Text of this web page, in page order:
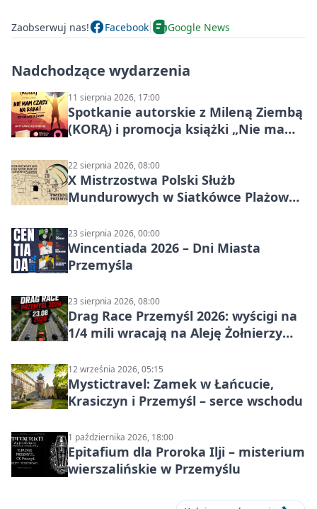
Zaobserwuj nas! Facebook Google News
Nadchodzące wydarzenia
11 sierpnia 2026, 17:00
Spotkanie autorskie z Mileną Ziembą
(KORĄ) i promocja książki „Nie mam
22 sierpnia 2026, 08:00
X Mistrzostwa Polski Służb
Mundurowych w Siatkówce Plażowej
23 sierpnia 2026, 00:00
Wincentiada 2026 – Dni Miasta
Przemyśla
23 sierpnia 2026, 08:00
Drag Race Przemyśl 2026: wyścigi na
1/4 mili wracają na Aleję Żołnierzy
12 września 2026, 05:15
Mystictravel: Zamek w Łańcucie,
Krasiczyn i Przemyśl – serce wschodu
1 października 2026, 18:00
Epitafium dla Proroka Ilji – misterium
wierszalińskie w Przemyślu